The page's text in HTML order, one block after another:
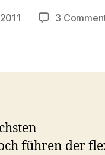
3
führen der